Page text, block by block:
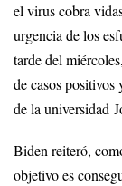
el virus cobra
urgencia de los
tarde del
de casos positivos
de la universidad
Biden reiteró,
objetivo es